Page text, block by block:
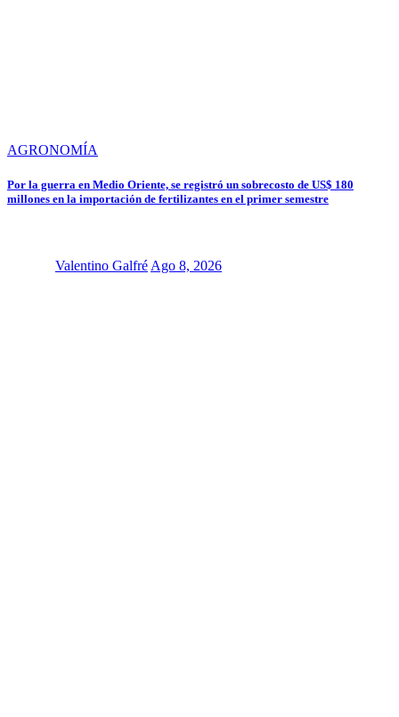
AGRONOMÍA
Por la guerra en Medio Oriente, se registró un sobrecosto de US$ 180
millones en la importación de fertilizantes en el primer semestre
Valentino GalfréAgo 8, 2026